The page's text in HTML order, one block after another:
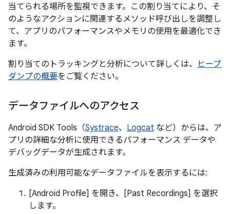
当てられる場所を監視できます。この割り当てにより、そ
のようなアクションに関連するメソッド呼び出しを調整し
て、アプリのパフォーマンスやメモリの使用を最適化でき
ます。
割り当てのトラッキングと分析について詳しくは、
ヒープ
ダンプの概要をご覧ください。
データファイルへのアクセス
Android SDK Tools（Systrace、 Logcat など）からは、ア
プリの詳細な分析に使用できるパフォーマンス データや
デバッグデータが生成されます。
生成済みの利用可能なデータファイルを表示するには:
[Android Profile] を開き、[Past Recordings] を選択
します。